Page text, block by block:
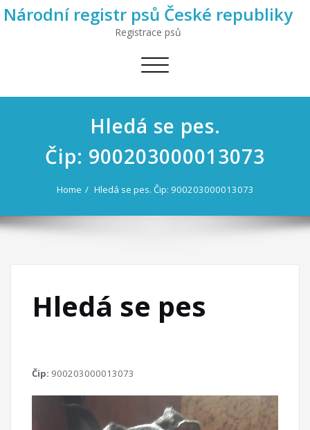
Národní registr psů České republiky
Registrace psů
Toggle
Hledá se pes.
Čip: 900203000013073
Home Hledá se pes. Čip: 900203000013073
Hledá se pes
Čip: 900203000013073